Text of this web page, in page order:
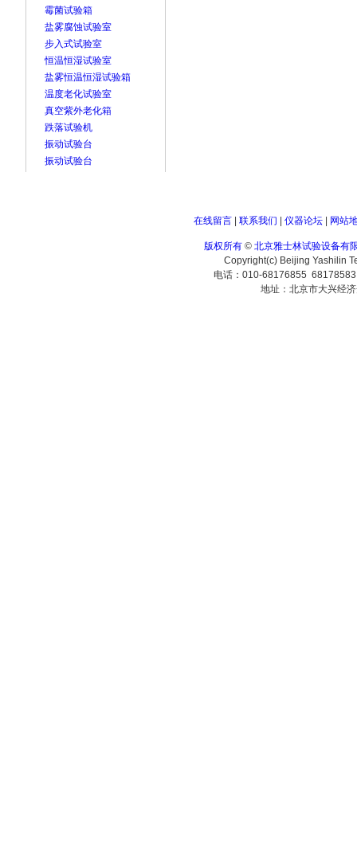
霉菌试验箱
盐雾腐蚀试验室
步入式试验室
恒温恒湿试验室
盐雾恒温恒湿试验箱
温度老化试验室
真空紫外老化箱
跌落试验机
振动试验台
振动试验台
在线留言| 联系我们 仪器论坛| 网站
版权所有 © 北京雅士林试验设备有
Copyright(c) Beijing Yashilin
电话：010-68176855
地址：北京市大兴经